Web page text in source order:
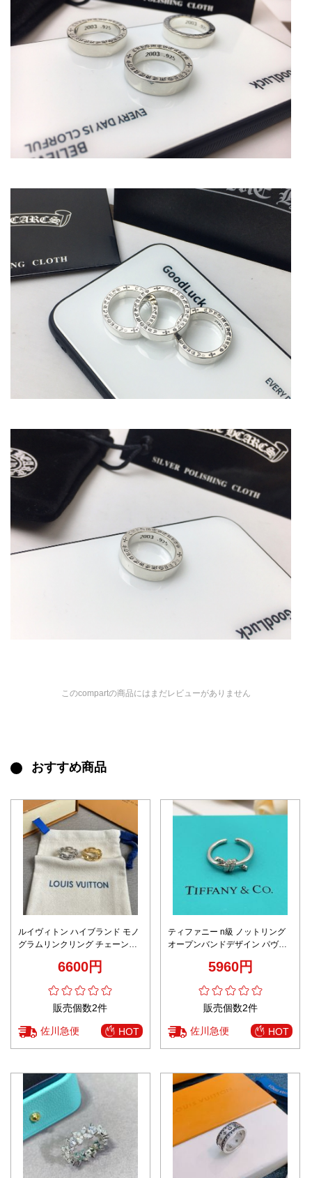
このcompartの商品にはまだレビューがありません
おすすめ商品
ルイヴィトン ハイブランド モノ
グラムリンクリング チェーンモ
6600円
販売個数2件
佐川急便 HOT
ティファニー n級 ノットリング
オープンバンドデザイン パヴェ
5960円
販売個数2件
佐川急便 HOT